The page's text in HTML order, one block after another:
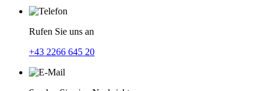
Rufen Sie uns an
+43 2266 645 20